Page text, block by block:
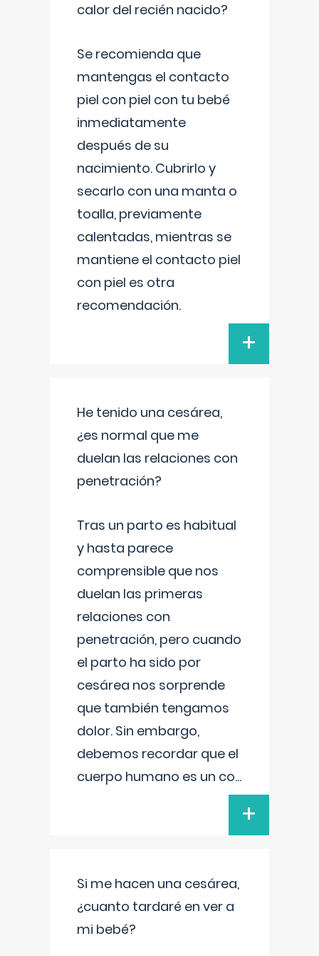
calor del recién nacido?
Se recomienda que
mantengas el contacto
piel con piel con tu bebé
inmediatamente
después de su
nacimiento. Cubrirlo y
secarlo con una manta o
toalla, previamente
calentadas, mientras se
mantiene el contacto piel
con piel es otra
recomendación.
+
He tenido una cesárea,
¿es normal que me
duelan las relaciones con
penetración?
Tras un parto es habitual
y hasta parece
comprensible que nos
duelan las primeras
relaciones con
penetración, pero cuando
el parto ha sido por
cesárea nos sorprende
que también tengamos
dolor. Sin embargo,
debemos recordar que el
cuerpo humano es un co...
+
Si me hacen una cesárea,
¿cuanto tardaré en ver a
mi bebé?